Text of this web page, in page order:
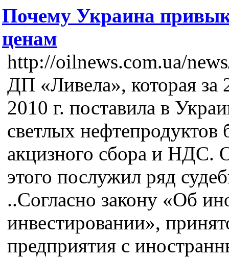
Почему Украина
ценам
http://oilnews.com.ua/
ДП «Ливела», которая за
2010 г. поставила в
светлых нефтепродуктов
акцизного сбора и НДС.
этого послужил ряд
..Согласно закону «Об
инвестировании»,
предприятия с